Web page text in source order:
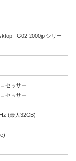
TG02-2000jp シリー
セッサー
セッサー
(最大32GB)